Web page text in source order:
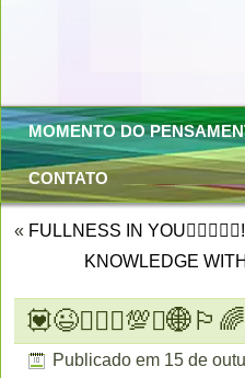
MOMENTO DO
CONTATO
« FULLNESS IN YOU🐦‍🔥🌐😃🌀!
KNOWLEDGE
Publicado em 15 de